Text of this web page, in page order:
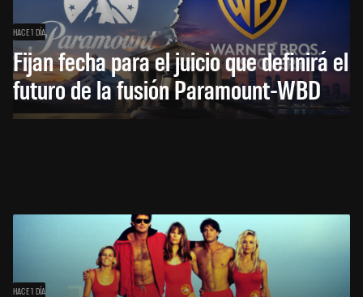
HACE 1 DÍA
Fijan fecha para el juicio que definirá el
futuro de la fusión Paramount-WBD
HACE 1 DÍA